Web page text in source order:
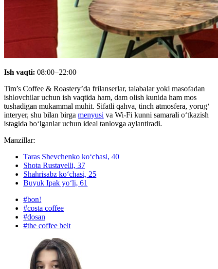
Ish vaqti: 08:00−22:00
Tim’s Coffee & Roastery’da frilanserlar, talabalar yoki masofadan
ishlovchilar uchun ish vaqtida ham, dam olish kunida ham mos
tushadigan mukammal muhit. Sifatli qahva, tinch atmosfera, yorug‘
interyer, shu bilan birga menyusi va Wi-Fi kunni samarali o‘tkazish
istagida bo‘lganlar uchun ideal tanlovga aylantiradi.
Manzillar:
Taras Shevchenko koʻchasi, 40
Shota Rustavelli, 37
Shahrisabz koʻchasi, 25
Buyuk Ipak yoʻli, 61
#bon!
#costa coffee
#dosan
#the coffee belt